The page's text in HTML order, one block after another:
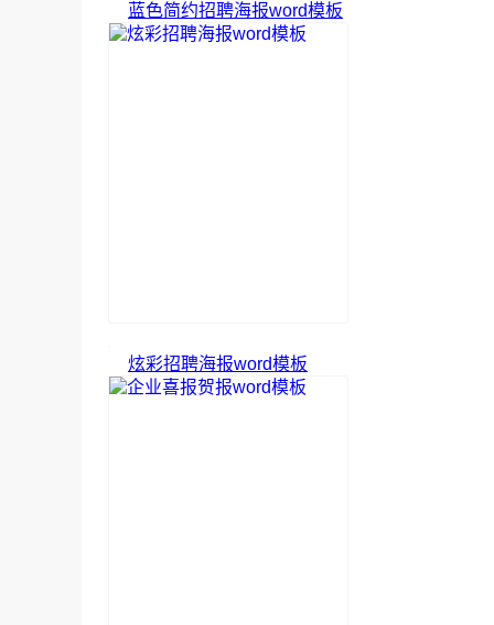
蓝色简约招聘海报word模板
炫彩招聘海报word模板